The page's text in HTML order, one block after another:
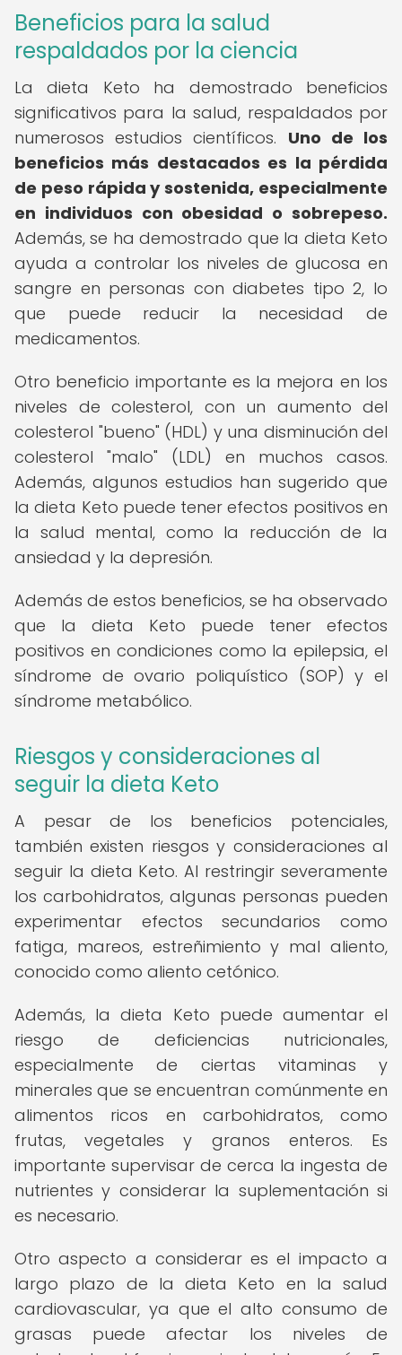
Beneficios para la salud
respaldados por la ciencia
La dieta Keto ha demostrado beneficios
significativos para la salud, respaldados por
numerosos estudios científicos. Uno de los
beneficios más destacados es la pérdida
de peso rápida y sostenida, especialmente
en individuos con obesidad o sobrepeso.
Además, se ha demostrado que la dieta Keto
ayuda a controlar los niveles de glucosa en
sangre en personas con diabetes tipo 2, lo
que puede reducir la necesidad de
medicamentos.
Otro beneficio importante es la mejora en los
niveles de colesterol, con un aumento del
colesterol "bueno" (HDL) y una disminución del
colesterol "malo" (LDL) en muchos casos.
Además, algunos estudios han sugerido que
la dieta Keto puede tener efectos positivos en
la salud mental, como la reducción de la
ansiedad y la depresión.
Además de estos beneficios, se ha observado
que la dieta Keto puede tener efectos
positivos en condiciones como la epilepsia, el
síndrome de ovario poliquístico (SOP) y el
síndrome metabólico.
Riesgos y consideraciones al
seguir la dieta Keto
A pesar de los beneficios potenciales,
también existen riesgos y consideraciones al
seguir la dieta Keto. Al restringir severamente
los carbohidratos, algunas personas pueden
experimentar efectos secundarios como
fatiga, mareos, estreñimiento y mal aliento,
conocido como aliento cetónico.
Además, la dieta Keto puede aumentar el
riesgo de deficiencias nutricionales,
especialmente de ciertas vitaminas y
minerales que se encuentran comúnmente en
alimentos ricos en carbohidratos, como
frutas, vegetales y granos enteros. Es
importante supervisar de cerca la ingesta de
nutrientes y considerar la suplementación si
es necesario.
Otro aspecto a considerar es el impacto a
largo plazo de la dieta Keto en la salud
cardiovascular, ya que el alto consumo de
grasas puede afectar los niveles de